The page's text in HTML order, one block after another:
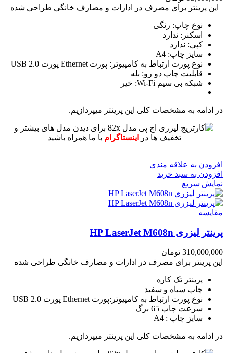
این پرینتر برای مصرف در ادارات و مصارف خانگی طراحی شده
نوع چاپ: رنگی
اسکنر: ندارد
کپی: ندارد
سایز چاپ: A4
نوع پورت ارتباط به کامپیوتر: پورت Ethernet پورت USB 2.0
قابلیت چاپ دو رو: بله
شبکه بی سیم Wi-Fi: خیر
در ادامه به مشخصات کلی این پرینتر میپردازیم.
برای دیدن مدل های بیشتر و
تخفیف ها در
اینستاگرام با ما همراه باشید
افزودن به علاقه مندی
افزودن به سبد خرید
نمایش سریع
مقايسه
پرینتر لیزری HP LaserJet M608n
310,000,000 تومان
این پرینتر برای مصرف در ادارات و مصارف خانگی طراحی شده
پرینتر تک کاره
چاپ سیاه و سفید
نوع پورت ارتباط به کامپیوتر:پورت Ethernet پورت USB 2.0
سرعت چاپ 65 برگ
سایز چاپ : A4
در ادامه به مشخصات کلی این پرینتر میپردازیم.